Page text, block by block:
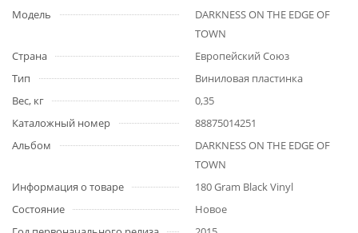
Модель
DARKNESS ON THE EDGE OF
TOWN
Страна
Европейский Союз
Тип
Виниловая пластинка
Вес, кг
0,35
Каталожный номер
88875014251
Альбом
DARKNESS ON THE EDGE OF
TOWN
Информация о товаре
180 Gram Black Vinyl
Состояние
Новое